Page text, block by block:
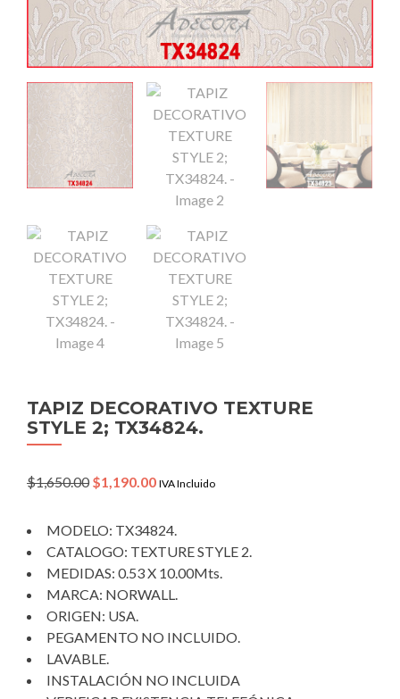
TAPIZ DECORATIVO TEXTURE
STYLE 2; TX34824.
$1,650.00 Original
$1,650.00.
$1,190.00Current
$1,190.00.
IVA Incluido
MODELO: TX34824.
CATALOGO: TEXTURE STYLE 2.
MEDIDAS: 0.53 X 10.00Mts.
MARCA: NORWALL.
ORIGEN: USA.
PEGAMENTO NO INCLUIDO.
LAVABLE.
INSTALACIÓN NO INCLUIDA